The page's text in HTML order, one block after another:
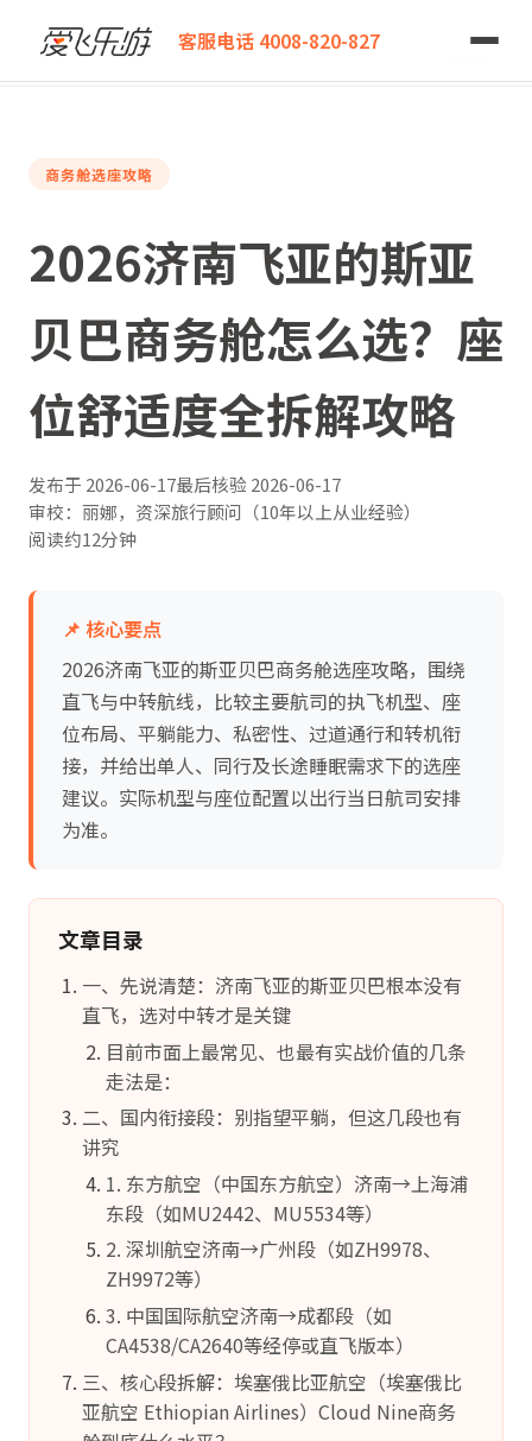
客服电话 4008-820-827
爱飞乐游
2026济南飞亚的斯亚贝巴商务舱怎么选？座位舒适度全拆解攻略
商务舱选座攻略
2026济南飞亚的斯亚
贝巴商务舱怎么选？座
位舒适度全拆解攻略
发布于 2026-06-17最后核验2026-06-17
审校：丽娜，资深旅行顾问（10年以上从业经验）
阅读约12分钟
📌 核心要点
2026济南飞亚的斯亚贝巴商务舱选座攻略，围绕
直飞与中转航线，比较主要航司的执飞机型、座
位布局、平躺能力、私密性、过道通行和转机衔
接，并给出单人、同行及长途睡眠需求下的选座
建议。实际机型与座位配置以出行当日航司安排
为准。
文章目录
一、先说清楚：济南飞亚的斯亚贝巴根本没有
直飞，选对中转才是关键
目前市面上最常见、也最有实战价值的几条
走法是：
二、国内衔接段：别指望平躺，但这几段也有
讲究
1. 东方航空（中国东方航空）济南→上海浦
东段（如MU2442、MU5534等）
2. 深圳航空济南→广州段（如ZH9978、
ZH9972等）
3. 中国国际航空济南→成都段（如
CA4538/CA2640等经停或直飞版本）
三、核心段拆解：埃塞俄比亚航空（埃塞俄比
亚航空 Ethiopian Airlines）Cloud Nine商务